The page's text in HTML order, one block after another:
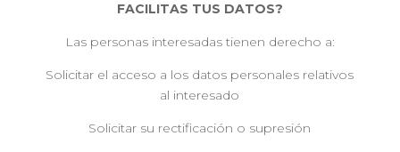
FACILITAS TUS DATOS?
Las personas interesadas tienen derecho a:
Solicitar el acceso a los datos personales relativos
al interesado
Solicitar su rectificación o supresión